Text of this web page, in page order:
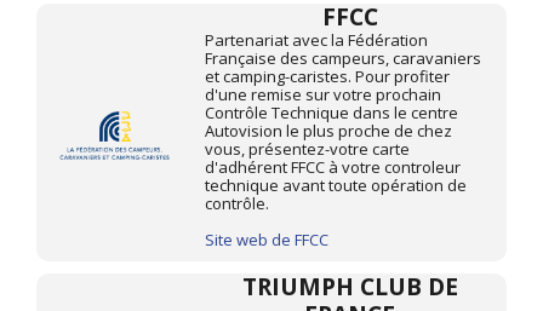
FFCC
Partenariat avec la Fédération
Française des campeurs, caravaniers
et camping-caristes. Pour profiter
d'une remise sur votre prochain
Contrôle Technique dans le centre
Autovision le plus proche de chez
vous, présentez-votre carte
d'adhérent FFCC à votre controleur
technique avant toute opération de
contrôle.
Site web de FFCC
TRIUMPH CLUB DE